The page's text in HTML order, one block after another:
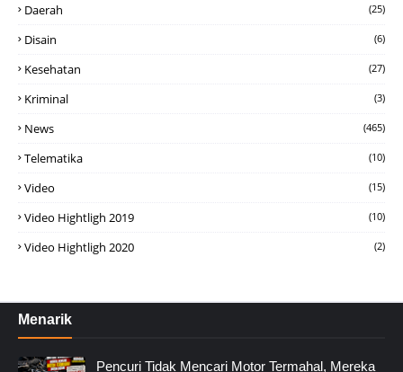
Daerah (25)
Disain (6)
Kesehatan (27)
Kriminal (3)
News (465)
Telematika (10)
Video (15)
Video Hightligh 2019 (10)
Video Hightligh 2020 (2)
Menarik
Pencuri Tidak Mencari Motor Termahal, Mereka